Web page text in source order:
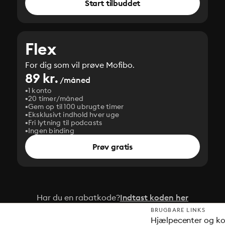
Start tilbuddet
Flex
For dig som vil prøve Mofibo.
89 kr. /måned
1 konto
20 timer/måned
Gem op til 100 ubrugte timer
Eksklusivt indhold hver uge
Fri lytning til podcasts
Ingen binding
Prøv gratis
Har du en rabatkode?Indtast koden her
BRUGBARE LINKS
Hjælpecenter og